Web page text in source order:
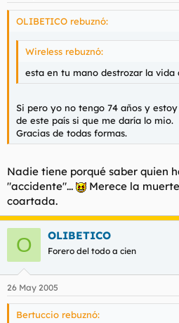
OLIBETICO rebuznó:
Wireless rebuznó:
esta en tu mano destrozar la vida
Si pero yo no tengo 74 años y
de este país si que me daría lo mio.
Gracias de todas formas.
Nadie tiene porqué saber quien
"accidente"...
Merece la
coartada.
O OLIBETICO
Forero del todo a cien
26 May 2005
Bertuccio rebuznó: